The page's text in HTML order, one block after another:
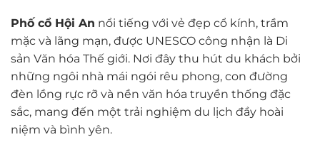
Phố cổ Hội An nổi tiếng với vẻ đẹp cổ kính, trầm
mặc và lãng mạn, được UNESCO công nhận là Di
sản Văn hóa Thế giới. Nơi đây thu hút du khách bởi
những ngôi nhà mái ngói rêu phong, con đường
đèn lồng rực rỡ và nền văn hóa truyền thống đặc
sắc, mang đến một trải nghiệm du lịch đầy hoài
niệm và bình yên.